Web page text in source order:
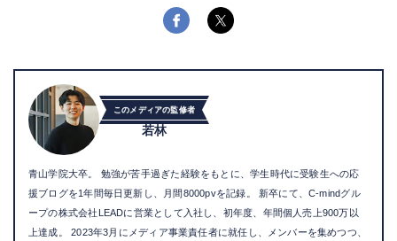
このメディアの監修者
若林
青山学院大卒。 勉強が苦手過ぎた経験をもとに、学生時代に受験生への応
援ブログを1年間毎日更新し、月間8000pvを記録。 新卒にて、C-mindグル
ープの株式会社LEADに営業として入社し、初年度、年間個人売上900万以
上達成。 2023年3月にメディア事業責任者に就任し、メンバーを集めつつ、